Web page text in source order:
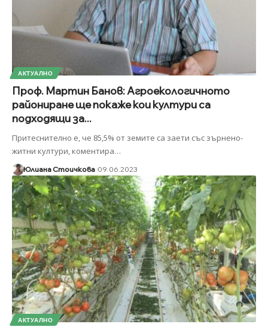
АКТУАЛНО
Проф. Мартин Банов: Агроекологичното
райониране ще покаже кои култури са
подходящи за...
Притеснително е, че 85,5% от земите са заети със зърнено-
житни култури, коментира…
Юлиана Стоичкова 09.06.2023
АКТУАЛНО